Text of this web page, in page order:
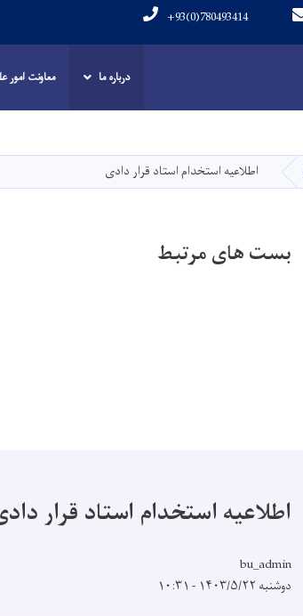
+93(0)780493414
درباره ما معاونت امور
اطلاعیه استخدام استاد قرار دادی
بست های مرتبط
اطلاعیه استخدام استاد قرار
bu_admin
دوشنبه ۱۴۰۳/۵/۲۲ - ۱۰:۳۱